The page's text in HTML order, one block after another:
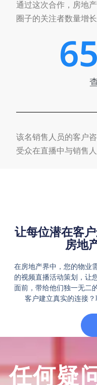
通过这次合作，房地
圈子的关注者数量增长
65
该名销售人员的客户
受众在直播中与销售
让每位潜在客
房地
在房地产界中，您的物业
的视频直播活动策划，让
面前，带给他们独一无二
客户建立真实的连接
任何疑